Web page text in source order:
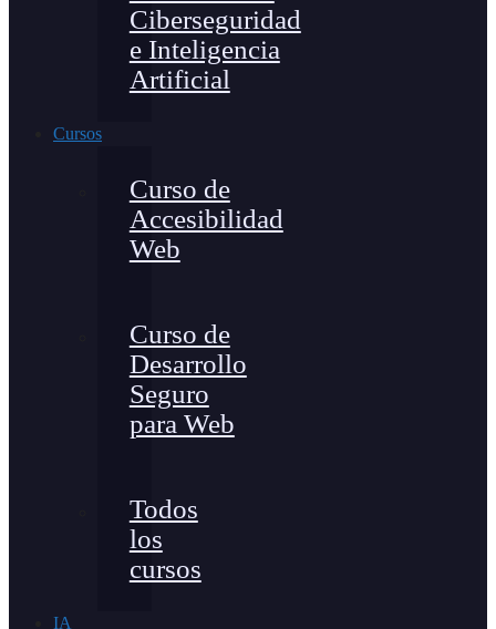
Ciberseguridad
e Inteligencia
Artificial
Cursos
Curso de
Accesibilidad
Web
Curso de
Desarrollo
Seguro
para Web
Todos
los
cursos
IA